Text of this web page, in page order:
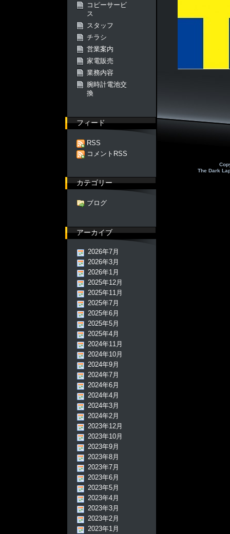
The Dark
コピーサービ
ス
スタッフ
チラシ
営業案内
家電販売
業務内容
腕時計電池交
換
フィード
RSS
コメントRSS
カテゴリー
ブログ
アーカイブ
2026年7月
2026年3月
2026年1月
2025年12月
2025年11月
2025年7月
2025年6月
2025年5月
2025年4月
2024年11月
2024年10月
2024年9月
2024年7月
2024年6月
2024年4月
2024年3月
2024年2月
2023年12月
2023年10月
2023年9月
2023年8月
2023年7月
2023年6月
2023年5月
2023年4月
2023年3月
2023年2月
2023年1月